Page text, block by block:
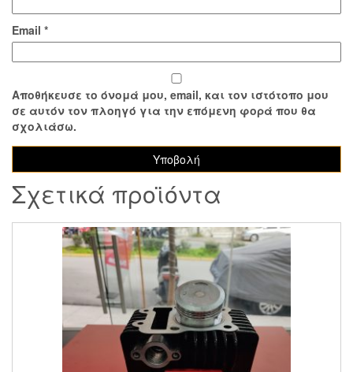
Email *
Αποθήκευσε το όνομά μου, email, και τον ιστότοπο μου
σε αυτόν τον πλοηγό για την επόμενη φορά που θα
σχολιάσω.
Σχετικά προϊόντα